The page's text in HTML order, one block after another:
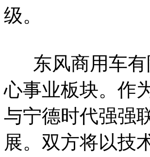
级。
东风商用车有
心事业板块。作
与宁德时代强强
展。双方将以技